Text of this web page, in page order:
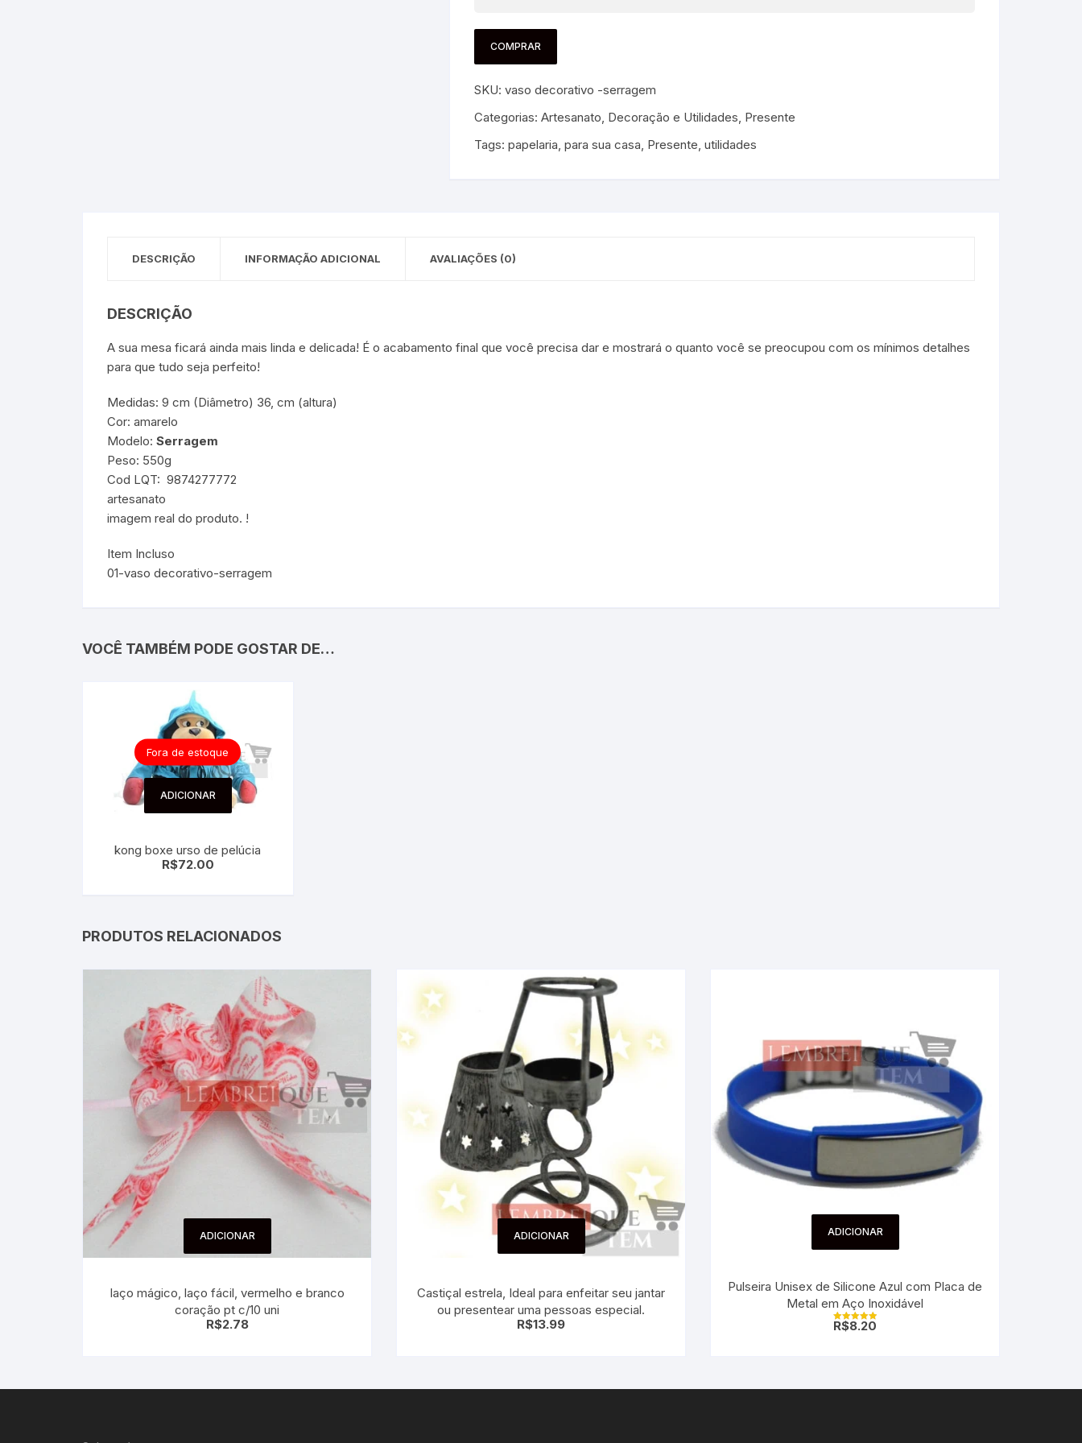
COMPRAR
SKU: vaso decorativo -serragem
Categorias: Artesanato, Decoração e Utilidades, Presente
Tags: papelaria, para sua casa, Presente, utilidades
DESCRIÇÃO INFORMAÇÃO ADICIONAL AVALIAÇÕES (0)
DESCRIÇÃO
A sua mesa ficará ainda mais linda e delicada! É o acabamento final que você precisa dar e mostrará o quanto você se preocupou com os mínimos detalhes
para que tudo seja perfeito!
Medidas: 9 cm (Diâmetro) 36, cm (altura)
Cor: amarelo
Modelo: Serragem
Peso: 550g
Cod LQT: 9874277772
artesanato
imagem real do produto. !
Item Incluso
01-vaso decorativo-serragem
VOCÊ TAMBÉM PODE GOSTAR DE…
Fora de estoque
ADICIONAR
kong boxe urso de pelúcia
R$72.00
PRODUTOS RELACIONADOS
ADICIONAR
laço mágico, laço fácil, vermelho e branco
coração pt c/10 uni
R$2.78
ADICIONAR
Castiçal estrela, Ideal para enfeitar seu jantar
ou presentear uma pessoas especial.
R$13.99
ADICIONAR
Pulseira Unisex de Silicone Azul com Placa de
Metal em Aço Inoxidável
Avaliação
R$8.20